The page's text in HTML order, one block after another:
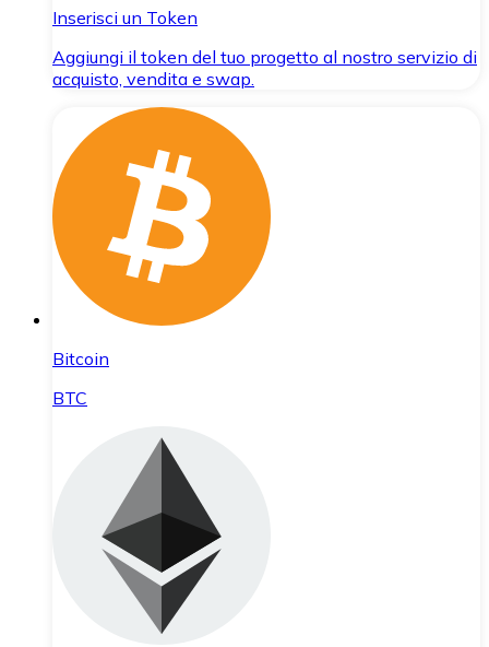
Inserisci un Token
Aggiungi il token del tuo progetto al nostro servizio di
acquisto, vendita e swap.
Bitcoin
BTC